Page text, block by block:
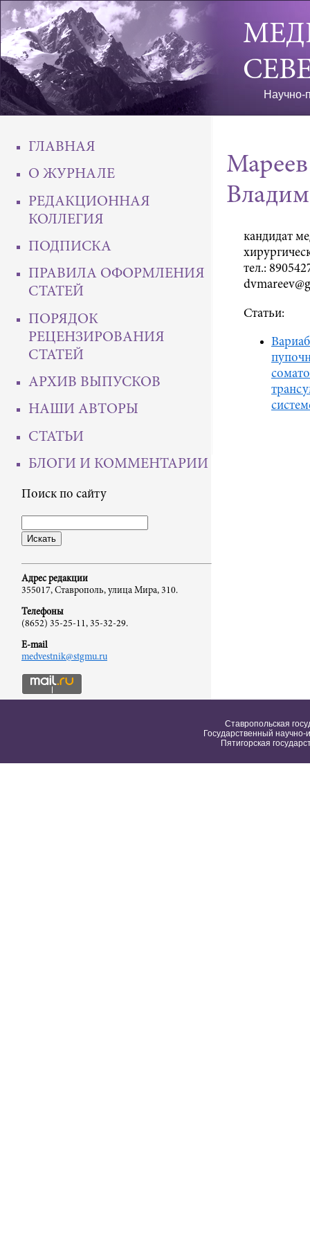
Научно-
ГЛАВНАЯ
О ЖУРНАЛЕ
РЕДАКЦИОННАЯ
КОЛЛЕГИЯ
ПОДПИСКА
ПРАВИЛА ОФОРМЛЕНИЯ
СТАТЕЙ
ПОРЯДОК
РЕЦЕНЗИРОВАНИЯ
СТАТЕЙ
АРХИВ ВЫПУСКОВ
НАШИ АВТОРЫ
СТАТЬИ
БЛОГИ И КОММЕНТАРИИ
Поиск по сайту
Адрес редакции
355017, Ставрополь, улица Мира, 310.
Телефоны
(8652) 35-25-11, 35-32-29.
E-mail
medvestnik@stgmu.ru
кандидат
тел.:
Статьи:
Ставропольская
Государственный научно-
Пятигорская